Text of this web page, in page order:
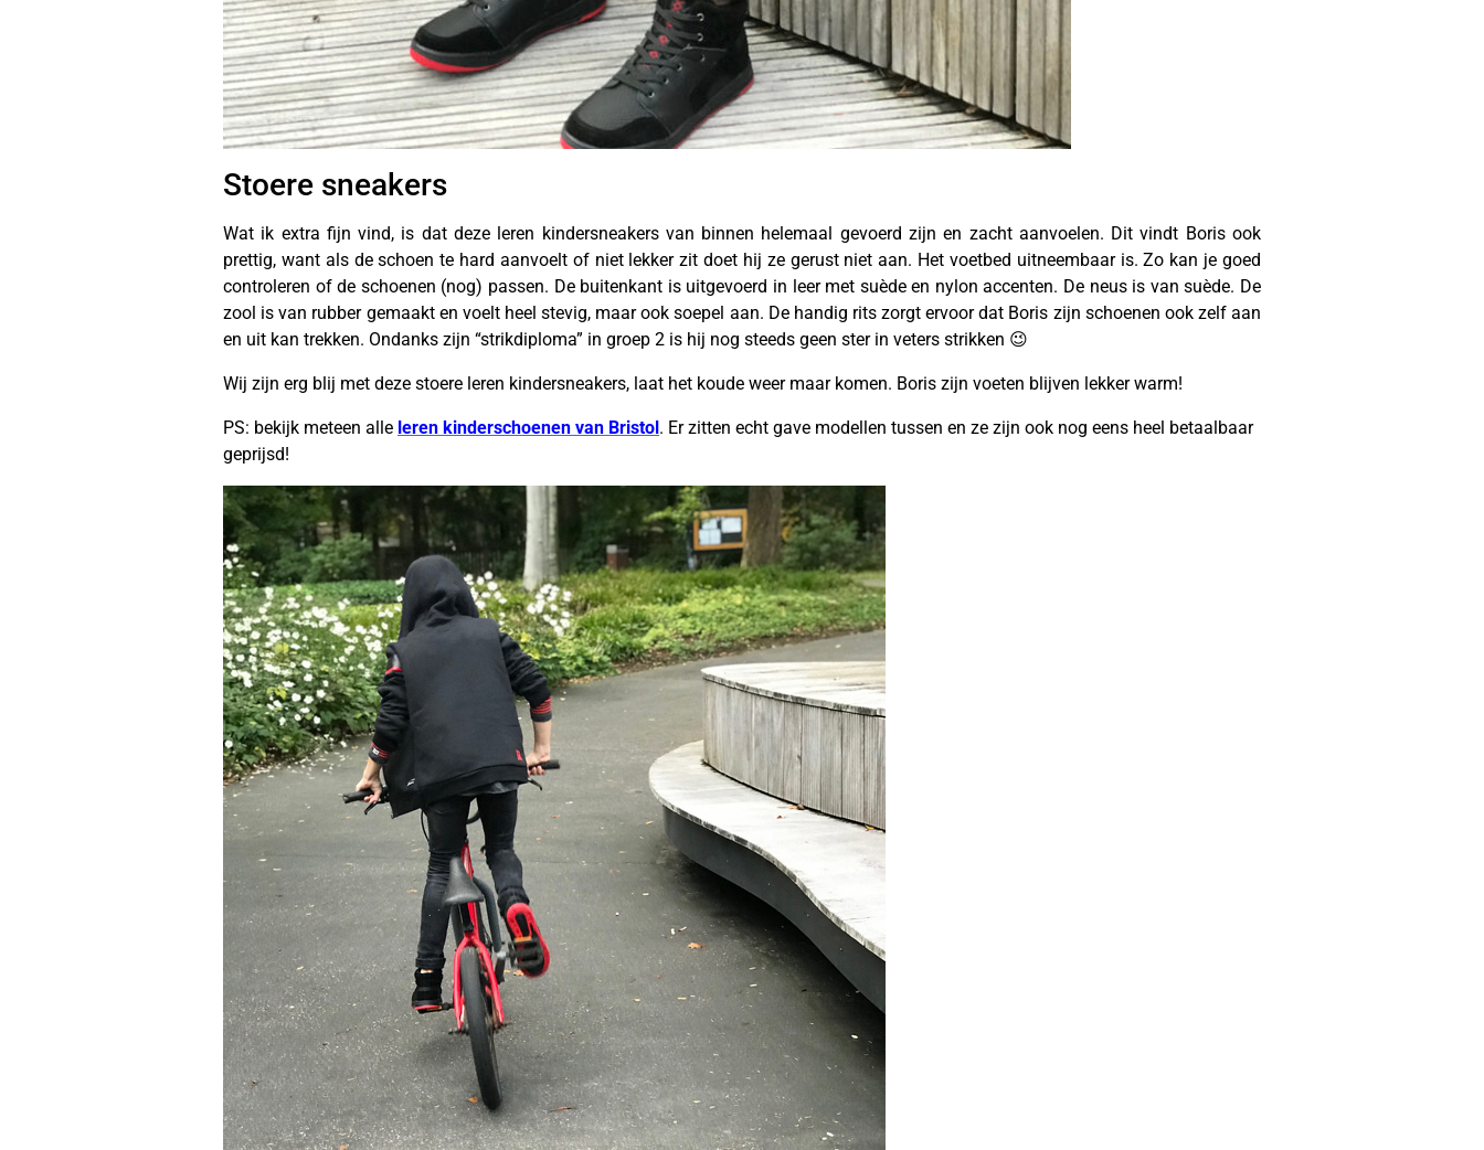
Stoere sneakers
Wat ik extra fijn vind, is dat deze leren kindersneakers van binnen helemaal gevoerd zijn en zacht aanvoelen. Dit vindt Boris ook
prettig, want als de schoen te hard aanvoelt of niet lekker zit doet hij ze gerust niet aan. Het voetbed uitneembaar is. Zo kan je goed
controleren of de schoenen (nog) passen. De buitenkant is uitgevoerd in leer met suède en nylon accenten. De neus is van suède. De
zool is van rubber gemaakt en voelt heel stevig, maar ook soepel aan. De handig rits zorgt ervoor dat Boris zijn schoenen ook zelf aan
en uit kan trekken. Ondanks zijn “strikdiploma” in groep 2 is hij nog steeds geen ster in veters strikken 😉
Wij zijn erg blij met deze stoere leren kindersneakers, laat het koude weer maar komen. Boris zijn voeten blijven lekker warm!
PS: bekijk meteen alle leren kinderschoenen van Bristol. Er zitten echt gave modellen tussen en ze zijn ook nog eens heel betaalbaar
geprijsd!